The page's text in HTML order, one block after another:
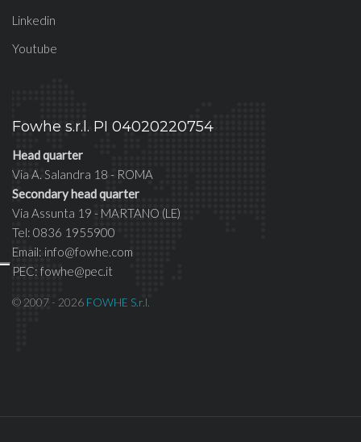
Linkedin
Youtube
Fowhe s.r.l. PI 04020220754
Head quarter
Via A. Salandra 18 - ROMA
Secondary head quarter
Via Assunta 19 - MARTANO (LE)
Tel: 0836 1955900
Email: info@fowhe.com
PEC: fowhe@pec.it
© 2007 - 2026 FOWHE S.r.l.